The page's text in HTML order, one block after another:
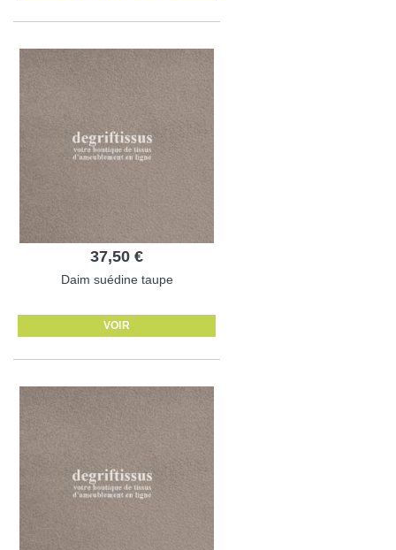
37,50 €
Daim suédine taupe
VOIR